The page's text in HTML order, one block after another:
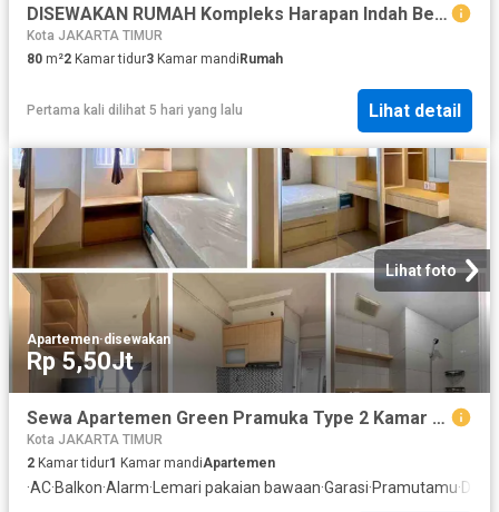
DISEWAKAN RUMAH Kompleks Harapan Indah Bekasi, cluster Neo Vasana
Kota JAKARTA TIMUR
80 m²2 Kamar tidur3 Kamar mandiRumah
Pertama kali dilihat 5 hari yang lalu Lihat detail
Lihat foto
Apartemen·disewakan
Rp 5,50Jt
Sewa Apartemen Green Pramuka Type 2 Kamar atas Mall GPS
Kota JAKARTA TIMUR
2 Kamar tidur1 Kamar mandiApartemen
·AC·Balkon·Alarm· Lemari pakaian bawaan·Garasi·Pramutamu·